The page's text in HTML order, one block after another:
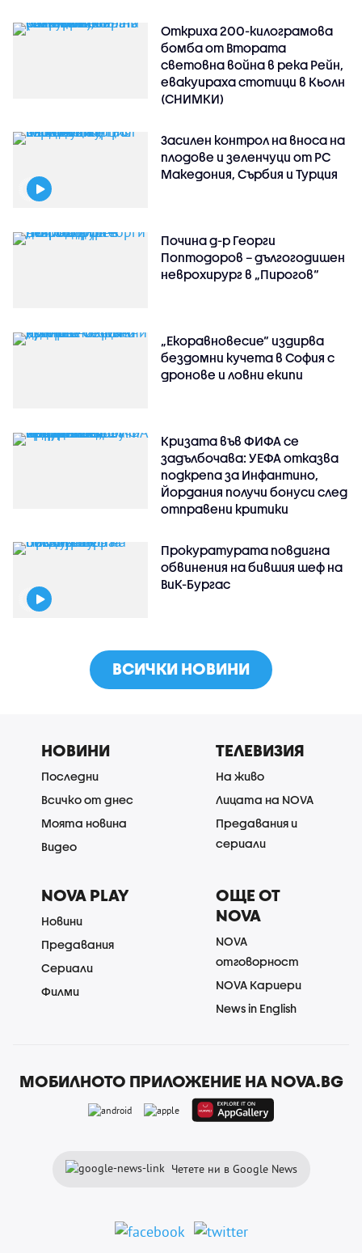
Откриха 200-килограмова
бомба от Втората
световна война в река Рейн,
евакуираха стотици в Кьолн
(СНИМКИ)
Засилен контрол на вноса на
плодове и зеленчуци от РС
Македония, Сърбия и Турция
Почина д-р Георги
Поптодоров – дългогодишен
неврохирург в „Пирогов“
„Екоравновесие“ издирва
бездомни кучета в София с
дронове и ловни екипи
Кризата във ФИФА се
задълбочава: УЕФА отказва
подкрепа за Инфантино,
Йордания получи бонуси след
отправени критики
Прокуратурата повдигна
обвинения на бившия шеф на
ВиК-Бургас
ВСИЧКИ НОВИНИ
НОВИНИ
Последни
Всичко от днес
Моята новина
Видео
ТЕЛЕВИЗИЯ
На живо
Лицата на NOVA
Предавания и
сериали
NOVA PLAY
Новини
Предавания
Сериали
Филми
ОЩЕ ОТ
NOVA
NOVA
отговорност
NOVA Кариери
News in English
МОБИЛНОТО ПРИЛОЖЕНИЕ НА NOVA.BG
Четете ни в Google News